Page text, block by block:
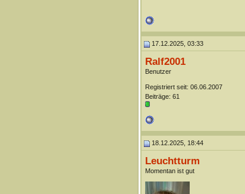
17.12.2025, 03:33
Ralf2001
Benutzer
Registriert seit: 06.06.2007
Beiträge: 61
18.12.2025, 18:44
Leuchtturm
Momentan ist gut